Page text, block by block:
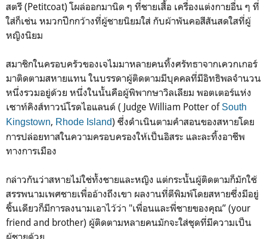
สตรี (Petitcoat) โผล่ออกมานิด ๆ ที่ชายเสื้อ เครื่องแต่งกายอื่น ๆ ที่
ใส่ก็เช่น หมวกปีกกว้างที่ผู้ชายนิยมใส่ กับผ้าพันคอสีสันสดใสที่ผู้
หญิงนิยม
สมาชิกในครอบครัวของเจไมมาหลายคนทิ้งศรัทธาจากเควกเกอร์
มาติดตามสหายแทน ในบรรดาผู้ติดตามมีบุคคลที่มีอิทธิพลจำนวน
หนึ่งรวมอยู่ด้วย หนึ่งในนั้นคือผู้พิพากษาวิลเลียม พอตเตอร์แห่ง
เซาท์คิงส์ทาวน์โรดไอแลนด์ ( Judge William Potter of South
Kingstown, Rhode Island) ซึ่งดำเนินตามคำสอนของสหายโดย
การปล่อยทาสในความครอบครองให้เป็นอิสระ และละทิ้งอาชีพ
ทางการเมือง
กล่าวกันว่าสหายไม่ใช่ทั้งชายและหญิง แต่กระนั้นผู้ติดตามก็มักใช้
สรรพนามเพศชายเพื่ออ้างถึงเขา ผลงานที่ตีพิมพ์โดยสหายซึ่งมีอยู่
ชิ้นเดียวก็มีการลงนามเอาไว้ว่า "เพื่อนและพี่ชายของคุณ” (your
friend and brother) ผู้ติดตามหลายคนมักจะใส่ชุดที่มีความเป็น
ผู้ชายด้วย